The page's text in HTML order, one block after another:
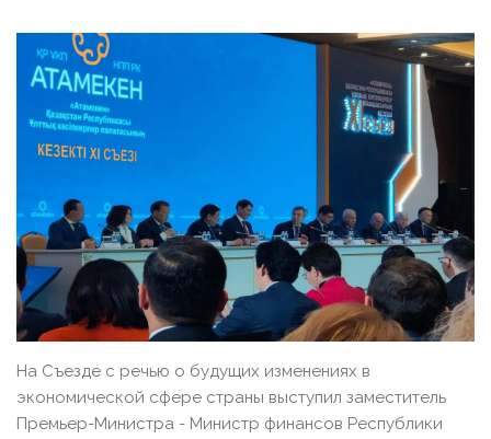
На Съезде с речью о будущих изменениях в
экономической сфере страны выступил заместитель
Премьер-Министра - Министр финансов Республики